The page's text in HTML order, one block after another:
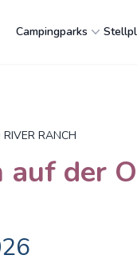
Campingparks
RANCH
der